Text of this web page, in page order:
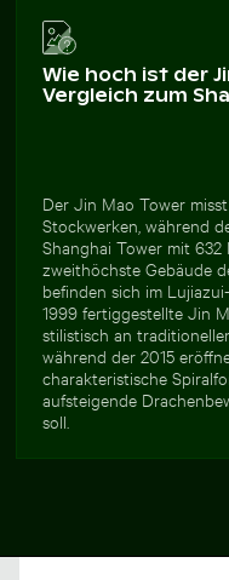
Wie hoch ist der
Vergleich zum
Der Jin Mao Tower
Stockwerken, während
Shanghai Tower mit 632
zweithöchste Gebäude
befinden sich im
1999 fertiggestellte Jin
stilistisch an
während der 2015
charakteristische
aufsteigende
soll.